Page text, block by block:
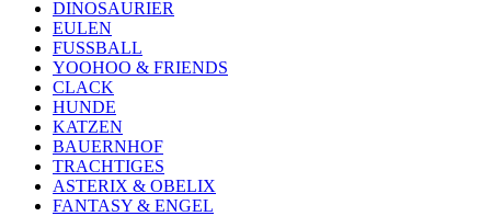
DINOSAURIER
EULEN
FUSSBALL
YOOHOO & FRIENDS
CLACK
HUNDE
KATZEN
BAUERNHOF
TRACHTIGES
ASTERIX & OBELIX
FANTASY & ENGEL